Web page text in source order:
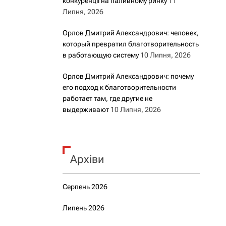
Липня, 2026
Орлов Дмитрий Александрович: человек,
который превратил благотворительность
в работающую систему 10 Липня, 2026
Орлов Дмитрий Александрович: почему
его подход к благотворительности
работает там, где другие не
выдерживают 10 Липня, 2026
Архіви
Серпень 2026
Липень 2026